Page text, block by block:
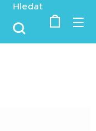
Hledat